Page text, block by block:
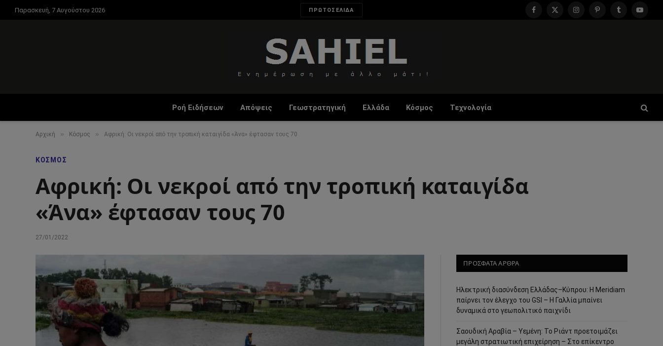
Παρασκευή, 7 Αυγούστου 2026 ΠΡΩΤΟΣΕΛΙΔΑ
Facebook
X
InstagramPinterestTumblr
Ροή Ειδήσεων Απόψεις Γεωστρατηγική Ελλάδα Κόσμος Τεχνολογία
Αρχική » Κόσμος » Αφρική: Οι νεκροί από την τροπική καταιγίδα «Άνα» έφτασαν τους 70
ΚΌΣΜΟΣ
Αφρική: Οι νεκροί από την τροπική καταιγίδα
«Άνα» έφτασαν τους 70
27/01/2022
ΠΡΟΣΦΑΤΑ ΑΡΘΡΑ
Ηλεκτρική διασύνδεση Ελλάδας–Κύπρου: Η Meridiam
παίρνει τον έλεγχο του GSI – Η Γαλλία μπαίνει
δυναμικά στο γεωπολιτικό παιχνίδι
Σαουδική Αραβία – Υεμένη: Το Ριάντ προετοιμάζει
μεγάλη στρατιωτική επιχείρηση – Στο επίκεντρο